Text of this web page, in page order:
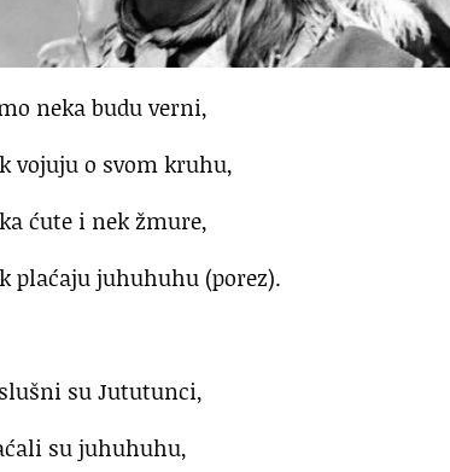
neka budu verni,
vojuju o svom kruhu,
ćute i nek žmure,
plaćaju juhuhuhu (porez).
su Jututunci,
su juhuhuhu,